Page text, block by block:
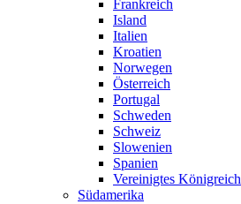
Frankreich
Island
Italien
Kroatien
Norwegen
Österreich
Portugal
Schweden
Schweiz
Slowenien
Spanien
Vereinigtes Königreich
Südamerika